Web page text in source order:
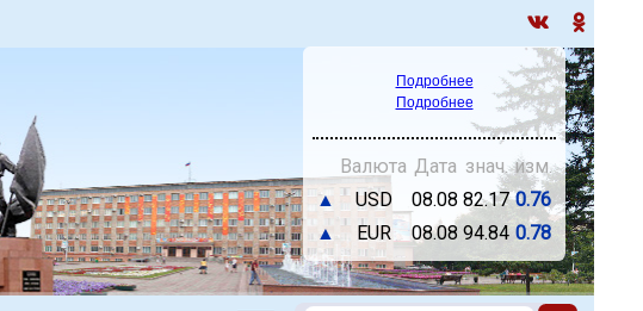
Подробнее
Подробнее
Валюта Дата знач. изм.
▲
USD 08.08 82.17 0.76
▲
EUR 08.08 94.84 0.78